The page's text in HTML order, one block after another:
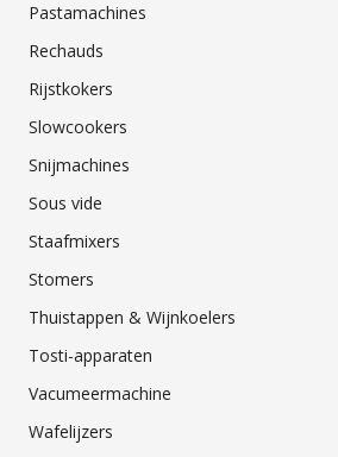
Pastamachines
Rechauds
Rijstkokers
Slowcookers
Snijmachines
Sous vide
Staafmixers
Stomers
Thuistappen & Wijnkoelers
Tosti-apparaten
Vacumeermachine
Wafelijzers